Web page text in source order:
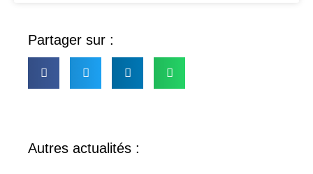
Partager sur :
Autres actualités :